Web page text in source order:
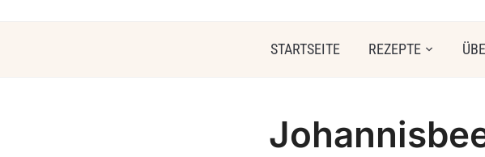
STARTSEITE REZEPTE